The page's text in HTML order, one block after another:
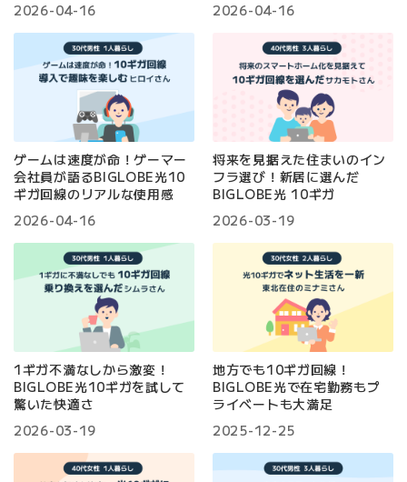
2026-04-16
2026-04-16
ゲームは速度が命！ゲーマー
会社員が語るBIGLOBE光10
ギガ回線のリアルな使用感
2026-04-16
将来を見据えた住まいのイン
フラ選び！新居に選んだ
BIGLOBE光 10ギガ
2026-03-19
1ギガ不満なしから激変！
BIGLOBE光10ギガを試して
驚いた快適さ
2026-03-19
地方でも10ギガ回線！
BIGLOBE光で在宅勤務もプ
ライベートも大満足
2025-12-25